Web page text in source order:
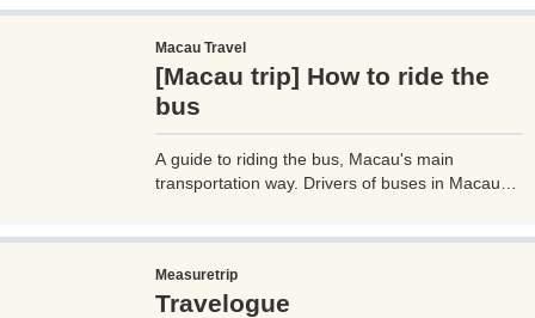
Macau Travel
[Macau trip] How to ride the
bus
A guide to riding the bus, Macau's main
transportation way. Drivers of buses in Macau
know how to ride buses in Macau so you can get
around the place. Let's prepare.
Measuretrip
Travelogue